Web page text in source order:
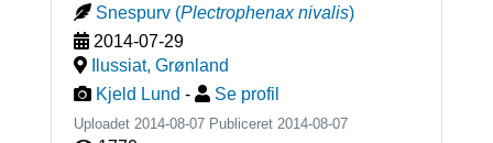
Snespurv (Plectrophenax nivalis)
2014-07-29
Ilussiat, Grønland
Kjeld Lund - Se profil
Uploadet 2014-08-07 Publiceret 2014-08-07